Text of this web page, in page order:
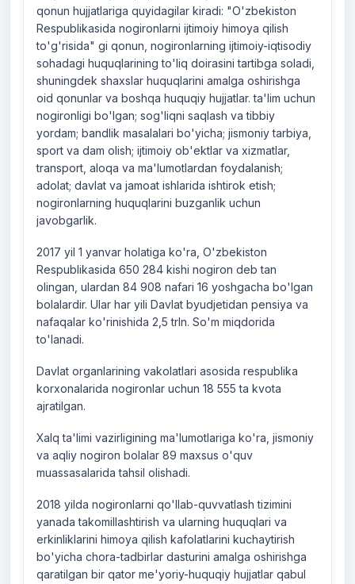
qonun hujjatlariga quyidagilar kiradi: "O'zbekiston
Respublikasida nogironlarni ijtimoiy himoya qilish
to'g'risida" gi qonun, nogironlarning ijtimoiy-iqtisodiy
sohadagi huquqlarining to'liq doirasini tartibga soladi,
shuningdek shaxslar huquqlarini amalga oshirishga
oid qonunlar va boshqa huquqiy hujjatlar. ta'lim uchun
nogironligi bo'lgan; sog'liqni saqlash va tibbiy
yordam; bandlik masalalari bo'yicha; jismoniy tarbiya,
sport va dam olish; ijtimoiy ob'ektlar va xizmatlar,
transport, aloqa va ma'lumotlardan foydalanish;
adolat; davlat va jamoat ishlarida ishtirok etish;
nogironlarning huquqlarini buzganlik uchun
javobgarlik.
2017 yil 1 yanvar holatiga ko'ra, O'zbekiston
Respublikasida 650 284 kishi nogiron deb tan
olingan, ulardan 84 908 nafari 16 yoshgacha bo'lgan
bolalardir. Ular har yili Davlat byudjetidan pensiya va
nafaqalar ko'rinishida 2,5 trln. So'm miqdorida
to'lanadi.
Davlat organlarining vakolatlari asosida respublika
korxonalarida nogironlar uchun 18 555 ta kvota
ajratilgan.
Xalq ta'limi vazirligining ma'lumotlariga ko'ra, jismoniy
va aqliy nogiron bolalar 89 maxsus o'quv
muassasalarida tahsil olishadi.
2018 yilda nogironlarni qo'llab-quvvatlash tizimini
yanada takomillashtirish va ularning huquqlari va
erkinliklarini himoya qilish kafolatlarini kuchaytirish
bo'yicha chora-tadbirlar dasturini amalga oshirishga
qaratilgan bir qator me'yoriy-huquqiy hujjatlar qabul